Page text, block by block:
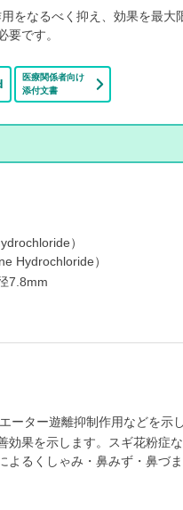
をなるべく抑え、効果を最大
です。
医療関係者向け
添付文書
）
Hydrochloride）
7.8mm
ーター遊離抑制作用などを示
効果を示します。スギ花粉症
るくしゃみ・鼻みず・鼻づ